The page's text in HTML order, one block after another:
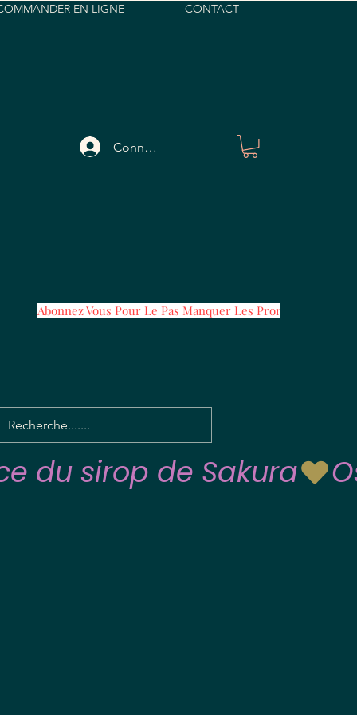
EN LIGNE CONTACT
Connexion
Abonnez Vous Pour Le Pas Manquer Les Promos